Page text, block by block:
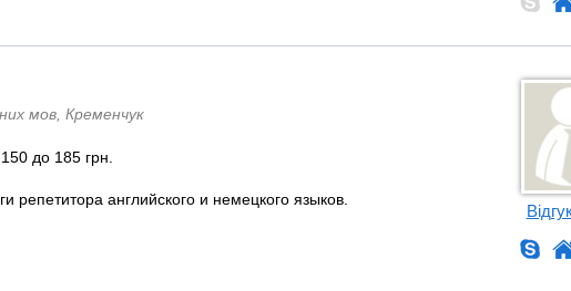
мов, Кременчук
150 до 185 грн.
репетитора английского и немецкого языков.